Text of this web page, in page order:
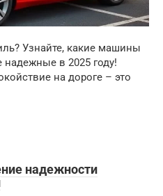
Узнайте, какие машины
в 2025 году!
на дороге – это
надежности